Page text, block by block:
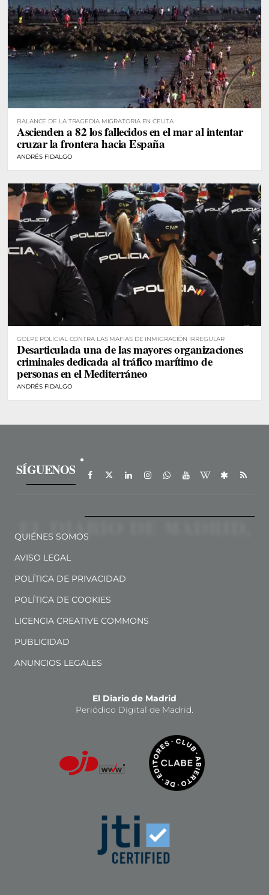
BALANCE DE LA TRAGEDIA MIGRATORIA EN CEUTA
Ascienden a 82 los fallecidos en el mar al intentar
cruzar la frontera hacia España
ANDRÉS FIDALGO
GOLPE POLICIAL CONTRA LAS MAFIAS DE INMIGRACIÓN IRREGULAR
Desarticulada una de las mayores organizaciones
criminales dedicada al tráfico marítimo de
personas en el Mediterráneo
ANDRÉS FIDALGO
SÍGUENOS
QUIÉNES SOMOS
AVISO LEGAL
POLÍTICA DE PRIVACIDAD
POLÍTICA DE COOKIES
LICENCIA CREATIVE COMMONS
PUBLICIDAD
ANUNCIOS LEGALES
El Diario de Madrid
Periódico Digital de Madrid.